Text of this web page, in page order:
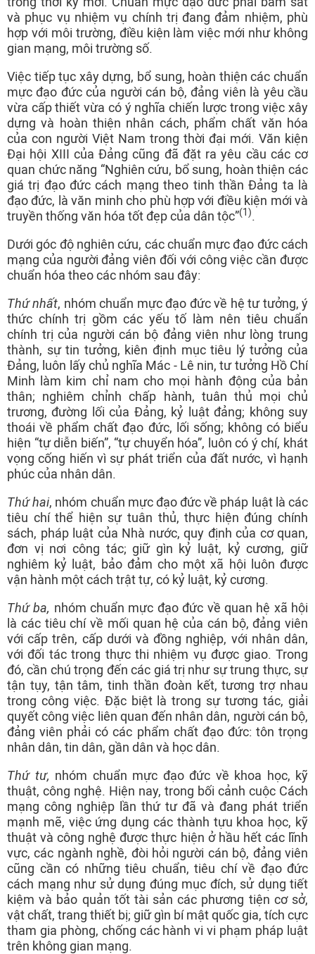
và phục vụ nhiệm vụ chính trị đang đảm nhiệm, phù
hợp với môi trường, điều kiện làm việc mới như không
gian mạng, môi trường số.
Việc tiếp tục xây dựng, bổ sung, hoàn thiện các chuẩn
mực đạo đức của người cán bộ, đảng viên là yêu cầu
vừa cấp thiết vừa có ý nghĩa chiến lược trong việc xây
dựng và hoàn thiện nhân cách, phẩm chất văn hóa
của con người Việt Nam trong thời đại mới. Văn kiện
Đại hội XIII của Đảng cũng đã đặt ra yêu cầu các cơ
quan chức năng “Nghiên cứu, bổ sung, hoàn thiện các
giá trị đạo đức cách mạng theo tinh thần Đảng ta là
đạo đức, là văn minh cho phù hợp với điều kiện mới và
truyền thống văn hóa tốt đẹp của dân tộc”(1).
Dưới góc độ nghiên cứu, các chuẩn mực đạo đức cách
mạng của người đảng viên đối với công việc cần được
chuẩn hóa theo các nhóm sau đây:
Thứ nhất, nhóm chuẩn mực đạo đức về hệ tư tưởng, ý
thức chính trị gồm các yếu tố làm nên tiêu chuẩn
chính trị của người cán bộ đảng viên như lòng trung
thành, sự tin tưởng, kiên định mục tiêu lý tưởng của
Đảng, luôn lấy chủ nghĩa Mác - Lê nin, tư tưởng Hồ Chí
Minh làm kim chỉ nam cho mọi hành động của bản
thân; nghiêm chỉnh chấp hành, tuân thủ mọi chủ
trương, đường lối của Đảng, kỷ luật đảng; không suy
thoái về phẩm chất đạo đức, lối sống; không có biểu
hiện “tự diễn biến”, “tự chuyển hóa”, luôn có ý chí, khát
vọng cống hiến vì sự phát triển của đất nước, vì hạnh
phúc của nhân dân.
Thứ hai, nhóm chuẩn mực đạo đức về pháp luật là các
tiêu chí thể hiện sự tuân thủ, thực hiện đúng chính
sách, pháp luật của Nhà nước, quy định của cơ quan,
đơn vị nơi công tác; giữ gìn kỷ luật, kỷ cương, giữ
nghiêm kỷ luật, bảo đảm cho một xã hội luôn được
vận hành một cách trật tự, có kỷ luật, kỷ cương.
Thứ ba, nhóm chuẩn mực đạo đức về quan hệ xã hội
là các tiêu chí về mối quan hệ của cán bộ, đảng viên
với cấp trên, cấp dưới và đồng nghiệp, với nhân dân,
với đối tác trong thực thi nhiệm vụ được giao. Trong
đó, cần chú trọng đến các giá trị như sự trung thực, sự
tận tụy, tận tâm, tinh thần đoàn kết, tương trợ nhau
trong công việc. Đặc biệt là trong sự tương tác, giải
quyết công việc liên quan đến nhân dân, người cán bộ,
đảng viên phải có các phẩm chất đạo đức: tôn trọng
nhân dân, tin dân, gần dân và học dân.
Thứ tư, nhóm chuẩn mực đạo đức về khoa học, kỹ
thuật, công nghệ. Hiện nay, trong bối cảnh cuộc Cách
mạng công nghiệp lần thứ tư đã và đang phát triển
mạnh mẽ, việc ứng dụng các thành tựu khoa học, kỹ
thuật và công nghệ được thực hiện ở hầu hết các lĩnh
vực, các ngành nghề, đòi hỏi người cán bộ, đảng viên
cũng cần có những tiêu chuẩn, tiêu chí về đạo đức
cách mạng như sử dụng đúng mục đích, sử dụng tiết
kiệm và bảo quản tốt tài sản các phương tiện cơ sở,
vật chất, trang thiết bị; giữ gìn bí mật quốc gia, tích cực
tham gia phòng, chống các hành vi vi phạm pháp luật
trên không gian mạng.